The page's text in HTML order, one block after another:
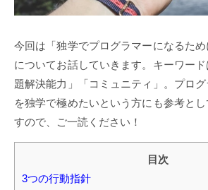
今回は「独学でプログラマーになるため
についてお話していきます。キーワー
題解決能力」「コミュニティ」。プロ
を独学で極めたいという方にも参考と
すので、ご一読ください！
目次
3つの行動指針